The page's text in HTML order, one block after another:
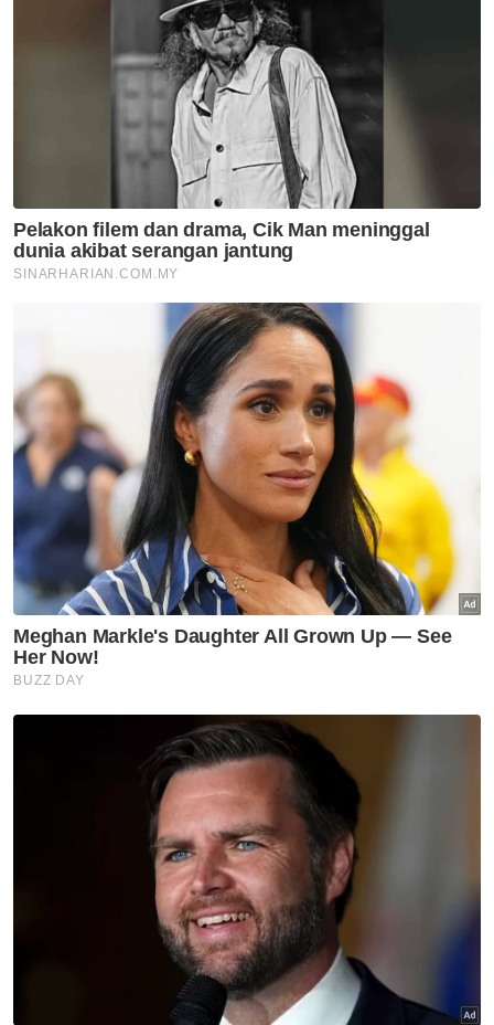
Artikel Disyorkan
Nasional
MEXCLUB perkukuh ekosistem
dan pembangunan luar bandar
Nasional
SOP lapangan terbang wajar
diselaras semula segera
Sinergi Google Malaysia-Mara
Nasional
F1: Anwar jumpa Pengarah
Eksekutif GP Singapura teliti
amalan terbaik